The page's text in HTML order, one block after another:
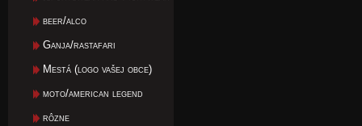
beer/alco
Ganja/rastafari
Mestá (logo vašej obce)
moto/american legend
rôzne